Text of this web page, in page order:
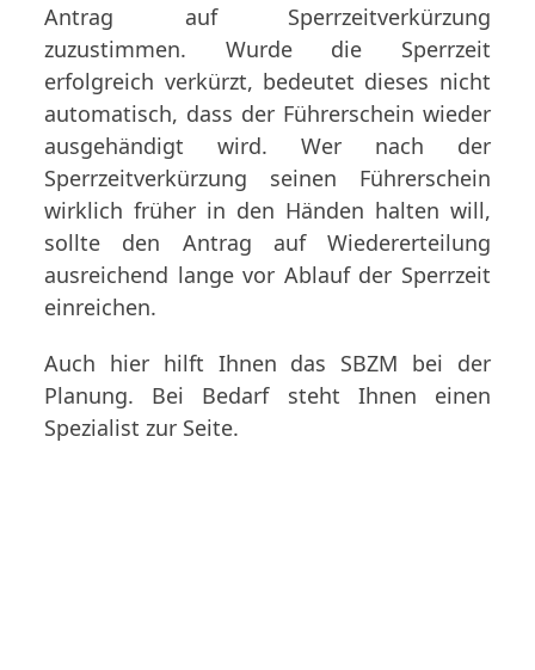
Antrag auf Sperrzeitverkürzung
zuzustimmen. Wurde die Sperrzeit
erfolgreich verkürzt, bedeutet dieses nicht
automatisch, dass der Führerschein wieder
ausgehändigt wird. Wer nach der
Sperrzeitverkürzung seinen Führerschein
wirklich früher in den Händen halten will,
sollte den Antrag auf Wiedererteilung
ausreichend lange vor Ablauf der Sperrzeit
einreichen.
Auch hier hilft Ihnen das SBZM bei der
Planung. Bei Bedarf steht Ihnen einen
Spezialist zur Seite.